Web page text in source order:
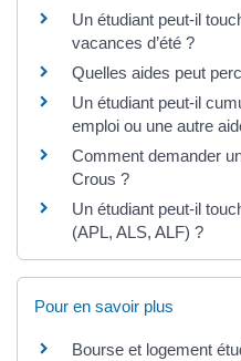
Un étudiant peut-il
vacances d’été ?
Quelles aides peut
Un étudiant peut-il
emploi ou une autre
Comment demander
Crous ?
Un étudiant peut-il
(APL, ALS, ALF) ?
Pour en savoir plus
Bourse et logement